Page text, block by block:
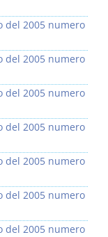
del 2005 numero
del 2005 numero
del 2005 numero
del 2005 numero
del 2005 numero
del 2005 numero
del 2005 numero